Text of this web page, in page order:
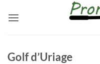
Golf d’Uriage